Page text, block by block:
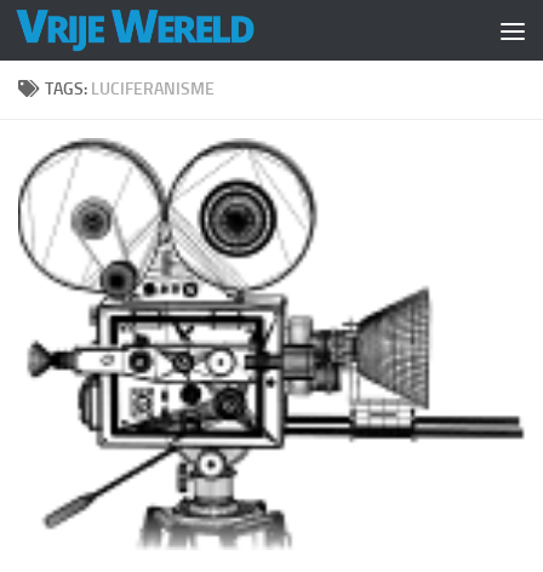
Doorgaan naar inhoud
TAGS: LUCIFERANISME